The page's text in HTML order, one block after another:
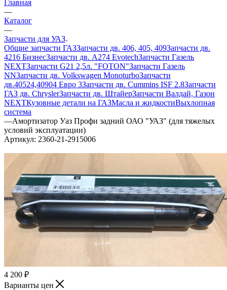
Главная
—
Каталог
—
Запчасти для УАЗ
Общие запчасти ГАЗЗапчасти дв. 406, 405, 409Запчасти дв.
4216 БизнесЗапчасти дв. A274 EvotechЗапчасти Газель
NEXTЗапчасти G21 2,5л. "FOTON"Запчасти Газель
NNЗапчасти дв. Volkswagen MonoturboЗапчасти
дв.40524,40904 Евро 3Запчасти дв. Cummins ISF 2.8Запчасти
ГАЗ дв. ChryslerЗапчасти дв. ШтайерЗапчасти Валдай, Газон
NEXTКузовные детали на ГАЗМасла и жидкостиВыхлопная
система
—Амортизатор Уаз Профи задний ОАО "УАЗ" (для тяжелых
условий эксплуатации)
Артикул: 2360-21-2915006
4 200 ₽
Варианты цен